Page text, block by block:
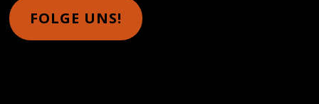
FOLGE UNS!